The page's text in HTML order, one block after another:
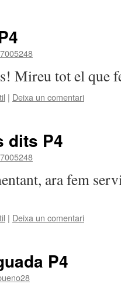
Mireu tot el que
| Deixa un comentari
dits P4
ara fem
| Deixa un comentari
P4